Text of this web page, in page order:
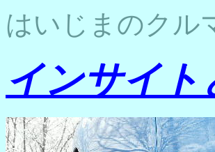
はいじまのクル
インサイ